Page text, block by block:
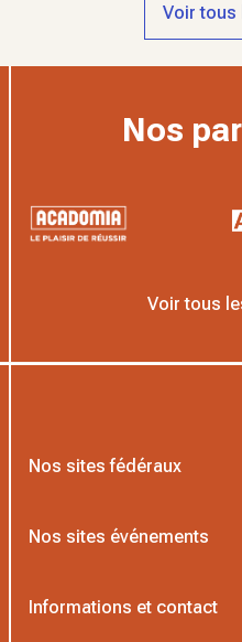
Voir tous
Nos
Voir tous
Nos sites fédéraux
Nos sites événements
Informations et contact